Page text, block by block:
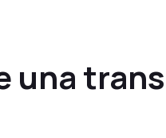
una